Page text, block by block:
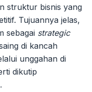
struktur bisnis yang
Tujuannya jelas,
sebagai strategic
di kancah
unggahan di
dikutip